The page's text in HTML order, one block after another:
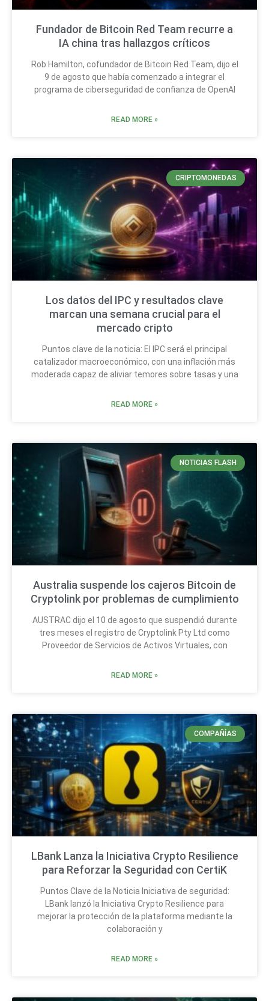
Fundador de Bitcoin Red Team recurre a
IA china tras hallazgos críticos
Rob Hamilton, cofundador de Bitcoin Red Team, dijo el
9 de agosto que había comenzado a integrar el
programa de ciberseguridad de confianza de OpenAI
READ MORE »
CRIPTOMONEDAS
Los datos del IPC y resultados clave
marcan una semana crucial para el
mercado cripto
Puntos clave de la noticia: El IPC será el principal
catalizador macroeconómico, con una inflación más
moderada capaz de aliviar temores sobre tasas y una
READ MORE »
NOTICIAS FLASH
Australia suspende los cajeros Bitcoin de
Cryptolink por problemas de cumplimiento
AUSTRAC dijo el 10 de agosto que suspendió durante
tres meses el registro de Cryptolink Pty Ltd como
Proveedor de Servicios de Activos Virtuales, con
READ MORE »
COMPAÑÍAS
LBank Lanza la Iniciativa Crypto Resilience
para Reforzar la Seguridad con CertiK
Puntos Clave de la Noticia Iniciativa de seguridad:
LBank lanzó la Iniciativa Crypto Resilience para
mejorar la protección de la plataforma mediante la
colaboración y
READ MORE »